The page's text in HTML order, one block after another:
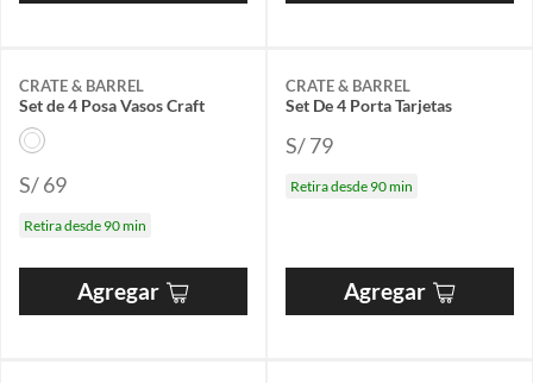
CRATE & BARREL
Set de 4 Posa Vasos Craft
S/ 69
Retira desde 90 min
Agregar
CRATE & BARREL
Set De 4 Porta Tarjetas
S/ 79
Retira desde 90 min
Agregar